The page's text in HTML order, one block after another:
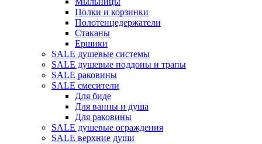
Полки и корзинки
Полотенцедержатели
Стаканы
Ершики
SALE душевые системы
SALE душевые поддоны и трапы
SALE раковины
SALE смесители
Для биде
Для ванны и душа
Для раковины
SALE душевые ограждения
SALE верхние души